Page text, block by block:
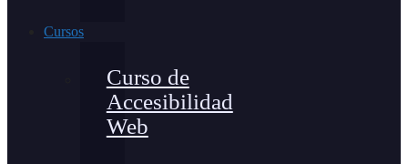
Cursos
Curso de
Accesibilidad
Web